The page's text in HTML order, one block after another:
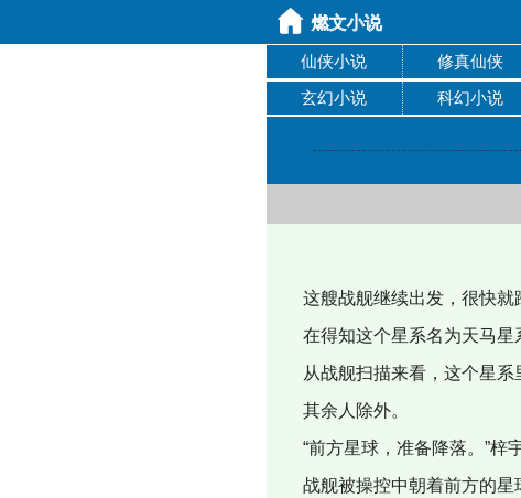
仙侠小说 修真仙侠
玄幻小说
科幻小说
这艘战舰继续出发，很快就
在得知这个星系名为天马星
从战舰扫描来看，这个星系
其余人除外。
“前方星球，准备降落。”梓
战舰被操控中朝着前方的星